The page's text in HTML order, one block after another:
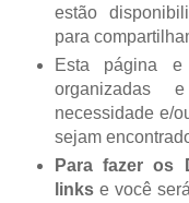
estão
para
Esta página e
organizadas
necessidade e/
sejam
Para fazer os
linkse você